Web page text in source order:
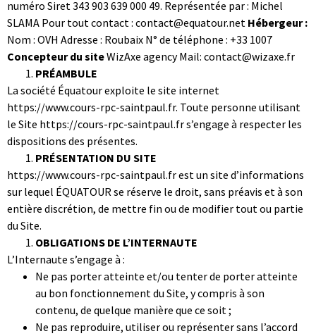
numéro Siret 343 903 639 000 49. Représentée par : Michel
SLAMA Pour tout contact : contact@equatour.net Hébergeur :
Nom : OVH Adresse : Roubaix N° de téléphone : +33 1007
Concepteur du siteWizAxe agency Mail: contact@wizaxe.fr
PRÉAMBULE
La société Équatour exploite le site internet
https://www.cours-rpc-saintpaul.fr. Toute personne utilisant
le Site https://cours-rpc-saintpaul.frs’engage à respecter les
dispositions des présentes.
PRÉSENTATION DU SITE
https://www.cours-rpc-saintpaul.fr est un site d’informations
sur lequel ÉQUATOUR se réserve le droit, sans préavis et à son
entière discrétion, de mettre fin ou de modifier tout ou partie
du Site.
OBLIGATIONS DE L’INTERNAUTE
L’Internaute s’engage à :
Ne pas porter atteinte et/ou tenter de porter atteinte
au bon fonctionnement du Site, y compris à son
contenu, de quelque manière que ce soit ;
Ne pas reproduire, utiliser ou représenter sans l’accord